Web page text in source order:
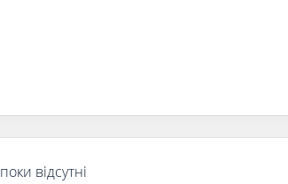
відсутні